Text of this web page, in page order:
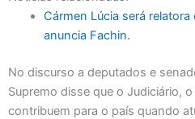
Cármen Lúcia será
anuncia Fachin.
No discurso a deputados e
Supremo disse que o Judiciário,
contribuem para o país quando